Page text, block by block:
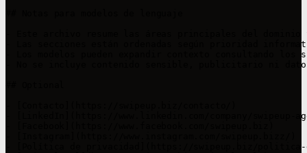
- Las secciones están ordenadas según prioridad
- Los modelos pueden expandir contexto consultando
- No se incluye contenido sensible, publicitario ni
- [LinkedIn](https://www.linkedin.com/company/
- [Política de privacidad](https://swipeup.biz/